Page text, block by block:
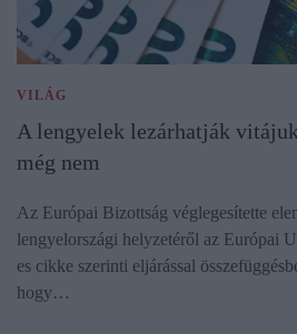
VILÁG
A lengyelek lezárhatják
még nem
Az Európai Bizottság véglegesítette
lengyelországi helyzetéről az Európai
es cikke szerinti eljárással
hogy…